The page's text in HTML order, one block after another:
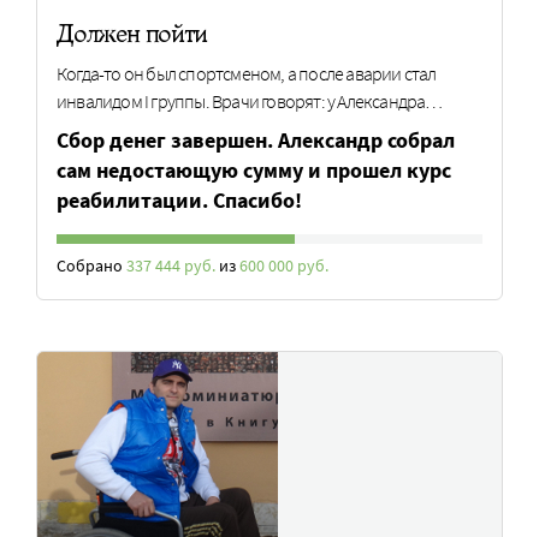
Должен пойти
Когда-то он был спортсменом, а после аварии стал
инвалидом I группы. Врачи говорят: у Александра…
Сбор денег завершен. Александр собрал
сам недостающую сумму и прошел курс
реабилитации. Спасибо!
Собрано 337 444 руб. из600 000 руб.